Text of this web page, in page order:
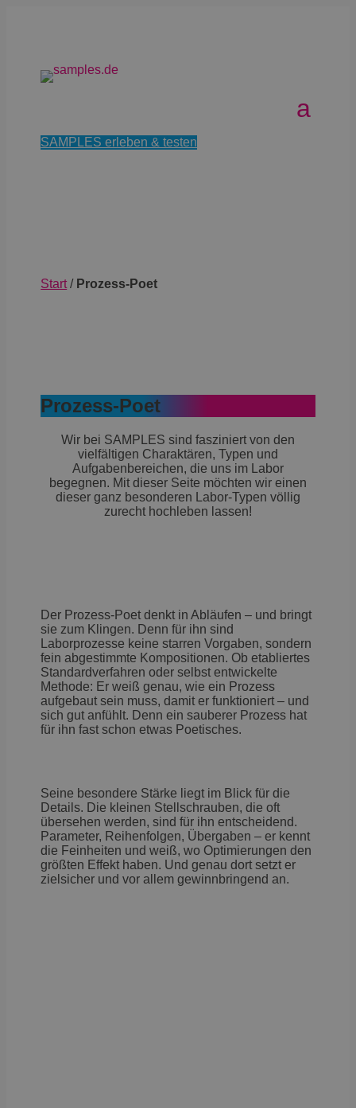
SAMPLES erleben & testen
Start/ Prozess-Poet
Prozess-Poet
Wir bei SAMPLES sind fasziniert von den
vielfältigen Charaktären, Typen und
Aufgabenbereichen, die uns im Labor
begegnen. Mit dieser Seite möchten wir einen
dieser ganz besonderen Labor-Typen völlig
zurecht hochleben lassen!
Der Prozess-Poet denkt in Abläufen – und bringt
sie zum Klingen. Denn für ihn sind
Laborprozesse keine starren Vorgaben, sondern
fein abgestimmte Kompositionen. Ob etabliertes
Standardverfahren oder selbst entwickelte
Methode: Er weiß genau, wie ein Prozess
aufgebaut sein muss, damit er funktioniert – und
sich gut anfühlt. Denn ein sauberer Prozess hat
für ihn fast schon etwas Poetisches.
Seine besondere Stärke liegt im Blick für die
Details. Die kleinen Stellschrauben, die oft
übersehen werden, sind für ihn entscheidend.
Parameter, Reihenfolgen, Übergaben – er kennt
die Feinheiten und weiß, wo Optimierungen den
größten Effekt haben. Und genau dort setzt er
zielsicher und vor allem gewinnbringend an.